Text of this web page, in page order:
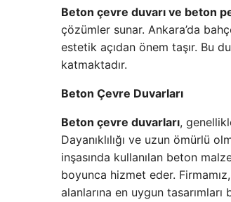
Beton çevre duvarı ve beton
çözümler sunar. Ankara’da
estetik açıdan önem taşır. Bu
katmaktadır.
Beton Çevre Duvarları
Beton çevre duvarları,
Dayanıklılığı ve uzun ömürlü
inşasında kullanılan beton
boyunca hizmet eder.
alanlarına en uygun